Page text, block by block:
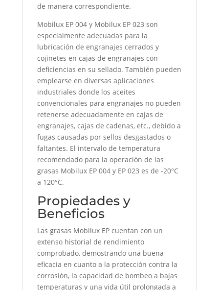
de manera correspondiente.
Mobilux EP 004 y Mobilux EP 023 son
especialmente adecuadas para la
lubricación de engranajes cerrados y
cojinetes en cajas de engranajes con
deficiencias en su sellado. También pueden
emplearse en diversas aplicaciones
industriales donde los aceites
convencionales para engranajes no pueden
retenerse adecuadamente en cajas de
engranajes, cajas de cadenas, etc., debido a
fugas causadas por sellos desgastados o
faltantes. El intervalo de temperatura
recomendado para la operación de las
grasas Mobilux EP 004 y EP 023 es de -20°C
a 120°C.
Propiedades y
Beneficios
Las grasas Mobilux EP cuentan con un
extenso historial de rendimiento
comprobado, demostrando una buena
eficacia en cuanto a la protección contra la
corrosión, la capacidad de bombeo a bajas
temperaturas y una vida útil prolongada a